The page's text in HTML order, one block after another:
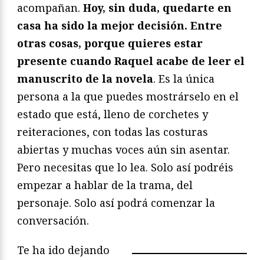
acompañan. Hoy, sin duda, quedarte en
casa ha sido la mejor decisión. Entre
otras cosas, porque quieres estar
presente cuando Raquel acabe de leer el
manuscrito de la novela. Es la única
persona a la que puedes mostrárselo en el
estado que está, lleno de corchetes y
reiteraciones, con todas las costuras
abiertas y muchas voces aún sin asentar.
Pero necesitas que lo lea. Solo así podréis
empezar a hablar de la trama, del
personaje. Solo así podrá comenzar la
conversación.
Te ha ido dejando